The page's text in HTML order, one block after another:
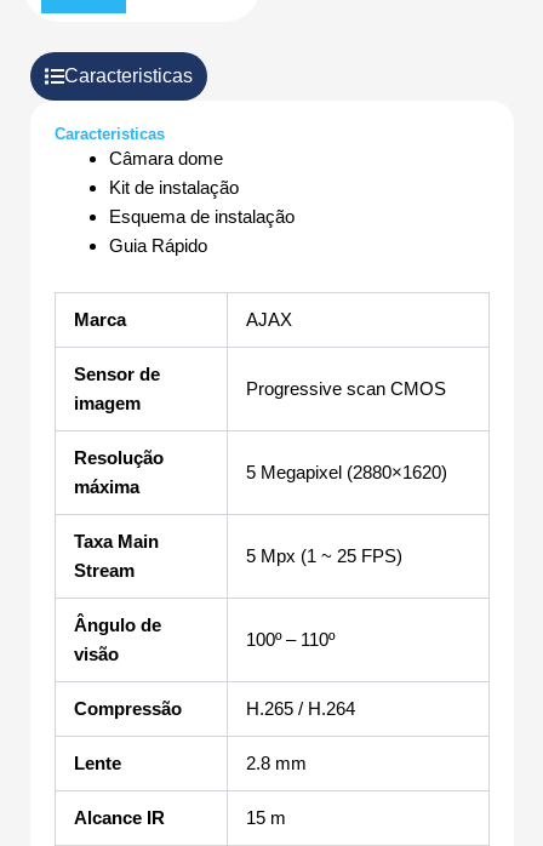
Caracteristicas
Caracteristicas
Câmara dome
Kit de instalação
Esquema de instalação
Guia Rápido
Marca AJAX
Sensor de
imagem
Progressive scan CMOS
Resolução
máxima
5 Megapixel (2880×1620)
Taxa Main
Stream
5 Mpx (1 ~ 25 FPS)
Ângulo de
visão
100º – 110º
Compressão H.265 / H.264
Lente 2.8 mm
Alcance IR 15 m